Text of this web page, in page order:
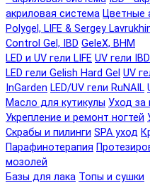
акриловая система Цветные
Polygel, LIFE & Sergey
Control Gel, IBD GeleX, BHM
LED и UV гели LIFE UV гели IBD
LED гели Gelish Hard Gel UV
InGarden LED/UV гели RuNAIL
Масло для кутикулы Уход за
Укрепление и ремонт ногтей
Скрабы и пилинги SPA уход
Парафинотерапия
мозолей
Базы для лака Топы и сушки